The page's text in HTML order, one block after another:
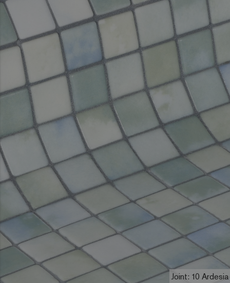
Joint: 10 Ardesia